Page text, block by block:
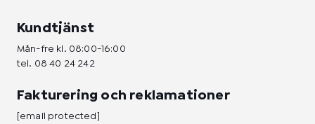
Kundtjänst
Mån-fre kl. 08:00-16:00
tel. 08 40 24 242
Fakturering och reklamationer
[email protected]